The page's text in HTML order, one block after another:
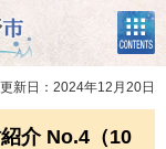
コン
テン
ツメ
ニュ
更新日：2024年12月20日
介 No.4（10